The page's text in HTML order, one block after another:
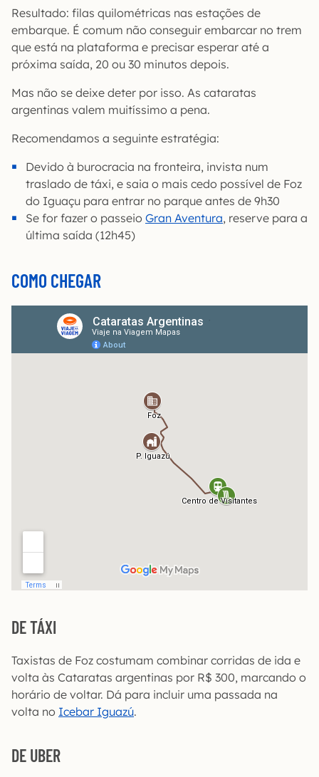
Resultado: filas quilométricas nas estações de
embarque. É comum não conseguir embarcar no trem
que está na plataforma e precisar esperar até a
próxima saída, 20 ou 30 minutos depois.
Mas não se deixe deter por isso. As cataratas
argentinas valem muitíssimo a pena.
Recomendamos a seguinte estratégia:
Devido à burocracia na fronteira, invista num
traslado de táxi, e saia o mais cedo possível de Foz
do Iguaçu para entrar no parque antes de 9h30
Se for fazer o passeio Gran Aventura, reserve para a
última saída (12h45)
COMO CHEGAR
DE TÁXI
Taxistas de Foz costumam combinar corridas de ida e
volta às Cataratas argentinas por R$ 300, marcando o
horário de voltar. Dá para incluir uma passada na
volta no Icebar Iguazú.
DE UBER